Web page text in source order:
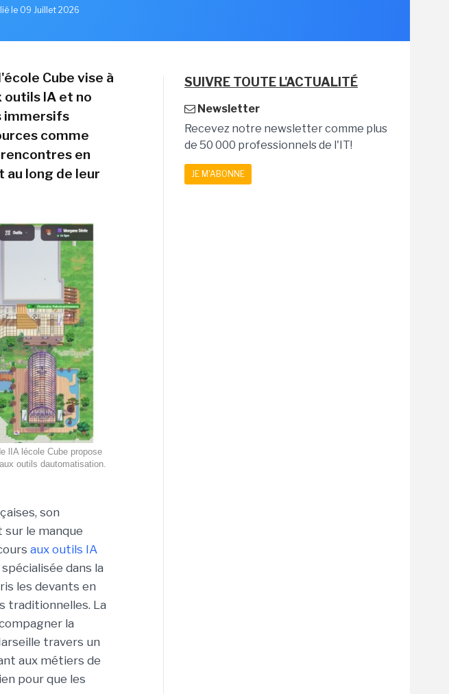
le 09 Juillet 2026
Cube vise à
IA et no
immersifs
comme
en
long de leur
lécole Cube propose
outils dautomatisation.
son
le manque
aux outils IA
spécialisée dans la
les devants en
traditionnelles. La
la
travers un
aux métiers de
pour que les
SUIVRE TOUTE L'ACTUALITÉ
Newsletter
Recevez notre newsletter comme plus
de 50 000 professionnels de l'IT!
JE M'ABONNE